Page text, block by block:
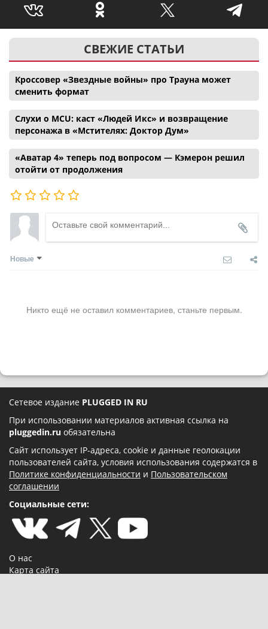
СВЕЖИЕ СТАТЬИ
Кроссовер «Звездные войны» про Трауна может
сменить формат
Слухи о MCU: каст «Людей Икс» и возвращение
персонажа в «Мстителях: Доктор Дум»
«Аватар 4» теперь под вопросом — Кэмерон решил
отойти от продолжения
Новые
Никто ещё не оставил комментариев, станьте первым.
Сетевое издание PLUGGED IN RU
При использовании материалов активная ссылка на
pluggedin.ru обязательна
Сайт использует IP-адреса, cookie и данные геолокации
пользователей сайта, условия использования содержатся в
Политике конфиденциальности и Пользовательском
соглашении
Социальные сети:
О нас
Карта сайта